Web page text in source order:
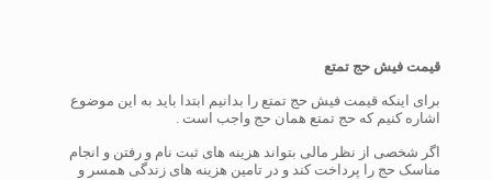
قیمت فیش حج تمتع
برای اینکه قیمت فیش حج تمتع را بدانیم ابتدا باید به این موضوع
اشاره کنیم که حج تمتع همان حج واجب است .
اگر شخصی از نظر مالی بتواند هزینه های ثبت نام و رفتن و انجام
مناسک حج را پرداخت کند و در تامین هزینه های زندگی همسر و